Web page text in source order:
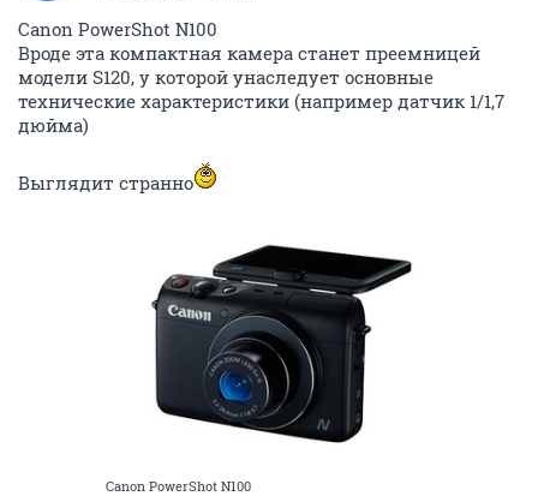
Canon PowerShot N100
Вроде эта компактная камера станет преемницей
модели S120, у которой унаследует основные
технические характеристики (например датчик 1/1,7
дюйма)
Выглядит странно
Canon PowerShot N100